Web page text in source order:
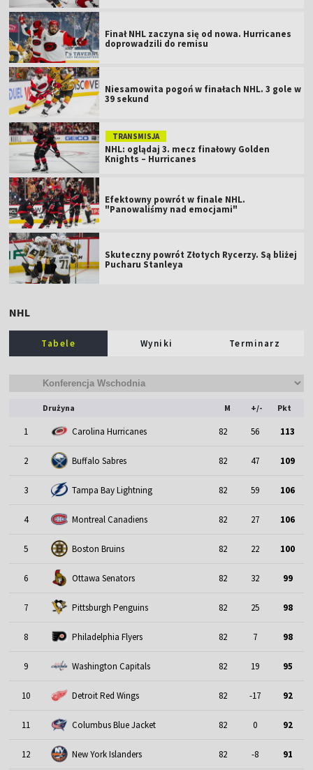
Finał NHL zaczyna się od nowa. Hurricanes
doprowadzili do remisu
Niesamowita pogoń w finałach NHL. 3 gole w
39 sekund
TRANSMISJA
NHL: oglądaj 3. mecz finałowy Golden
Knights – Hurricanes
Efektowny powrót w finale NHL.
"Panowaliśmy nad emocjami"
Skuteczny powrót Złotych Rycerzy. Są bliżej
Pucharu Stanleya
NHL
Tabele Wyniki Terminarz
Drużyna M +/- Pkt
1 Carolina Hurricanes 82 56 113
2 Buffalo Sabres 82 47 109
3 Tampa Bay Lightning 82 59 106
4 Montreal Canadiens 82 27 106
5 Boston Bruins 82 22 100
6 Ottawa Senators 82 32 99
7 Pittsburgh Penguins 82 25 98
8 Philadelphia Flyers 82 7 98
9 Washington Capitals 82 19 95
10 Detroit Red Wings 82 -17 92
11 Columbus Blue Jacket 82 0 92
12 New York Islanders 82 -8 91